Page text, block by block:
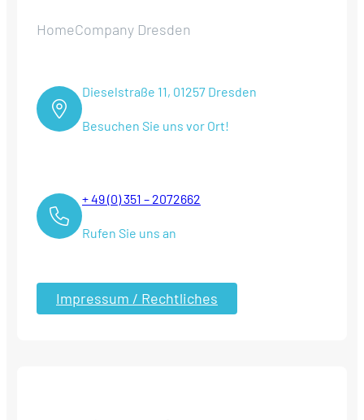
HomeCompany Dresden
Dieselstraße 11, 01257 Dresden
Besuchen Sie uns vor Ort!
+ 49 (0) 351 – 2072662
Rufen Sie uns an
Impressum / Rechtliches